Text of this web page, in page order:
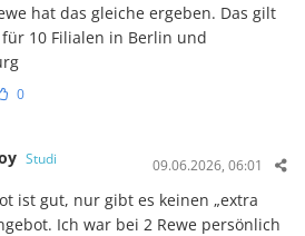
hat das gleiche ergeben. Das gilt
10 Filialen in Berlin und
0
Studi 09.06.2026, 06:01
ist gut, nur gibt es keinen „extra
Ich war bei 2 Rewe persönlich